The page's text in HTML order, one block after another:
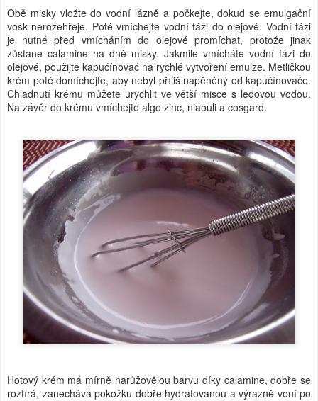
Obě misky vložte do vodní lázně a počkejte, dokud se emulgační
vosk nerozehřeje. Poté vmíchejte vodní fázi do olejové. Vodní fázi
je nutné před vmícháním do olejové promíchat, protože jinak
zůstane calamine na dně misky. Jakmile vmícháte vodní fázi do
olejové, použijte kapučínovač na rychlé vytvoření emulze. Metličkou
krém poté domíchejte, aby nebyl příliš napěněný od kapučínovače.
Chladnutí krému můžete urychlit ve větší misce s ledovou vodou.
Na závěr do krému vmíchejte algo zinc, niaouli a cosgard.
Hotový krém má mírně narůžovělou barvu díky calamine, dobře se
roztírá, zanechává pokožku dobře hydratovanou a výrazně voní po